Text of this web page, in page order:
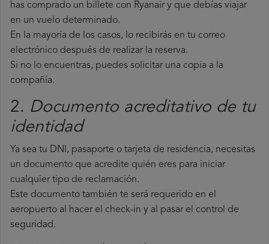
has comprado un billete con Ryanair y que debías viajar
en un vuelo determinado.
En la mayoría de los casos, lo recibirás en tu correo
electrónico después de realizar la reserva.
Si no lo encuentras, puedes solicitar una copia a la
compañía.
2. Documento acreditativo de tu
identidad
Ya sea tu DNI, pasaporte o tarjeta de residencia, necesitas
un documento que acredite quién eres para iniciar
cualquier tipo de reclamación.
Este documento también te será requerido en el
aeropuerto al hacer el check-in y al pasar el control de
seguridad.